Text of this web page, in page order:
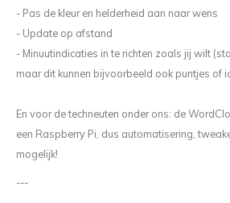
- Pas de kleur en helderheid aan naar wens
- Update op afstand
- Minuutindicaties in te richten zoals jij wilt
maar dit kunnen bijvoorbeeld ook puntjes of
En voor de techneuten onder ons: de
een Raspberry Pi, dus automatisering,
mogelijk!
---